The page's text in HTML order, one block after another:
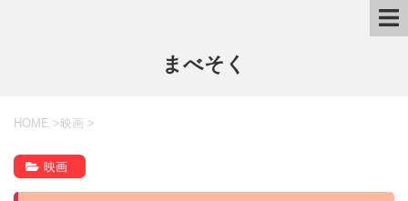
まべそく
HOME > 映画 >
映画